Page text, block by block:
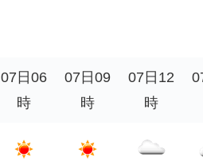
07日06
時
07日09
時
07日12
時